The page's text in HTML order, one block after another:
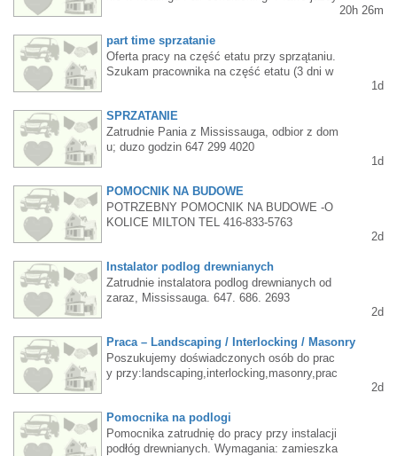
20h 26m
part time sprzatanie
Oferta pracy na część etatu przy sprzątaniu.
Szukam pracownika na część etatu (3 dni w
a na pełny etat po pewnym czasie.$20/hKont
akt: 647 718 3152
1d
SPRZATANIE
Zatrudnie Pania z Mississauga, odbior z dom
u; duzo godzin 647 299 4020
1d
POMOCNIK NA BUDOWE
POTRZEBNY POMOCNIK NA BUDOWE -O
KOLICE MILTON TEL 416-833-5763
2d
Instalator podlog drewnianych
Zatrudnie instalatora podlog drewnianych od
zaraz, Mississauga. 647. 686. 2693
2d
Praca – Landscaping / Interlocking / Masonry
Poszukujemy doświadczonych osób do prac
y przy:landscaping,interlocking,masonry,prac
acę przez cały sezon,możliwość rozwoju i a
wansu,pracę przy ciekawych, wysokiej jakoś
ci projektach przyjazną atmosferę i terminow
2d
Pomocnika na podlogi
Pomocnika zatrudnię do pracy przy instalacji
podłóg drewnianych. Wymagania: zamieszka